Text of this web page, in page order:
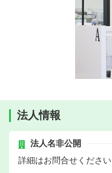
法人情報
法人名非公開
詳細はお問合せください